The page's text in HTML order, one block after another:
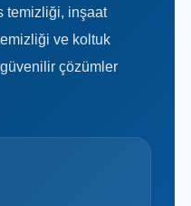
temizliği, inşaat
ve koltuk
güvenilir çözümler